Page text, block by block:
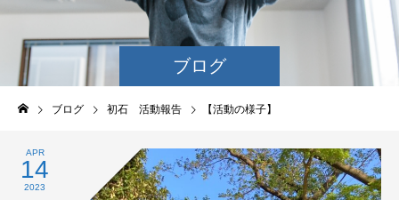
ブログ
ブログ 初石 活動報告 【活動の様子】
APR
14
2023